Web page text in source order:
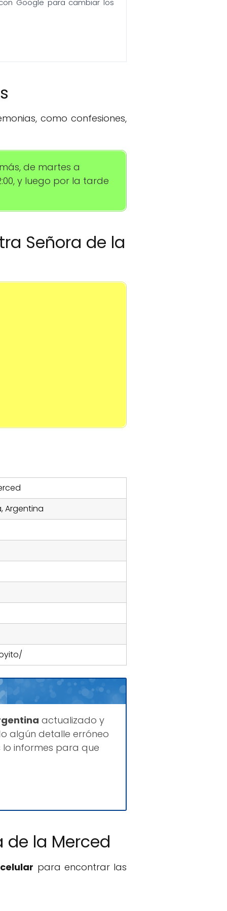
Google para cambiar los
como confesiones,
de martes a
y luego por la tarde
Señora de la
Argentina
actualizado y
algún detalle erróneo
informes para que
de la Merced
para encontrar las